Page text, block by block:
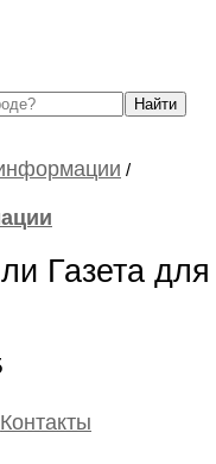
/
Газета для
Контакты